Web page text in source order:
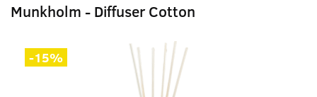
Munkholm - Diffuser Cotton
-15%